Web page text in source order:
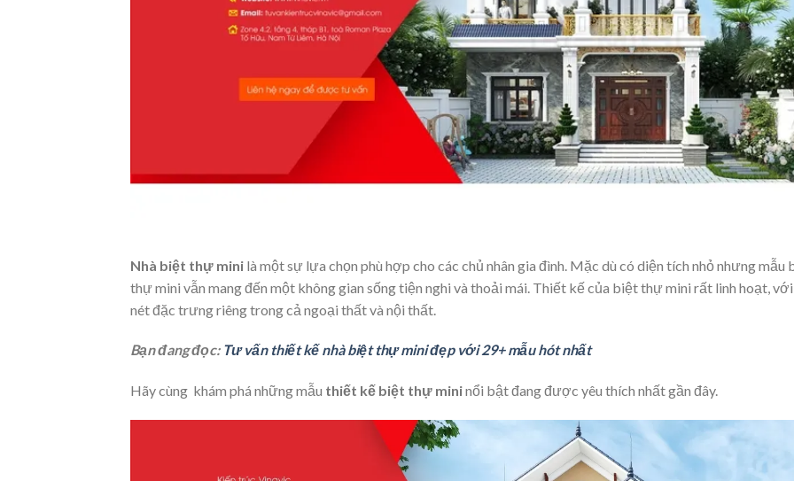
Nhà biệt thự mini là một sự lựa chọn phù hợp cho các chủ nhân gia đình. Mặc dù có diện tích nhỏ nhưng mẫu
thự mini vẫn mang đến một không gian sống tiện nghi và thoải mái. Thiết kế của biệt thự mini rất linh hoạt, với
nét đặc trưng riêng trong cả ngoại thất và nội thất.
Bạn đang đọc: Tư vấn thiết kế nhà biệt thự mini đẹp với 29+ mẫu hót nhất
Hãy cùng khám phá những mẫu thiết kế biệt thự mininổi bật đang được yêu thích nhất gần đây.